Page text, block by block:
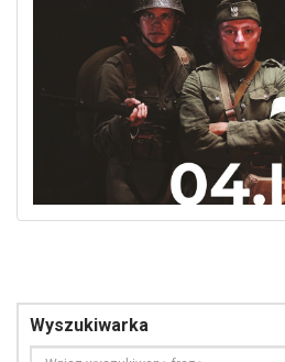
Wyszukiwarka